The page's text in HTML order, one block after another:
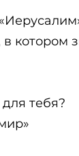
котором
тебя?